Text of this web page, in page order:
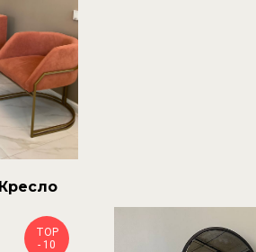
TOP
- 10